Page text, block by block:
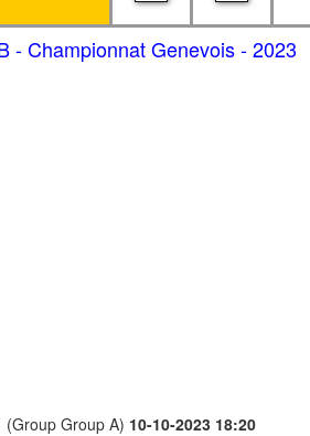
- Championnat Genevois - 2023
(Group Group A) 10-10-2023 18:20